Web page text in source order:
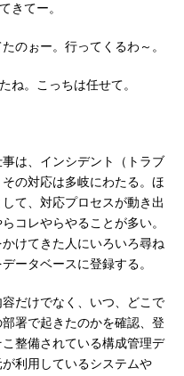
きてー。
のぉー。行ってくるわ～。
ね。こっちは任せて。
は、インシデント（トラブ
の対応は多岐にわたる。ほ
て、対応プロセスが動き出
コレやらやることが多い。
けてきた人にいろいろ尋ね
ータベースに登録する。
だけでなく、いつ、どこで
署で起きたのかを確認、登
整備されている構成管理デ
利用しているシステムや